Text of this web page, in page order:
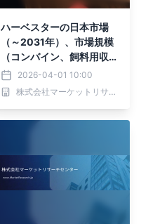
ハーベスターの日本市場
（～2031年）、市場規模
（コンバイン、飼料用収穫
機、その他の収穫機）・分
析レポートを発表
2026-04-01 10:00
株式会社マーケットリサーチセンター